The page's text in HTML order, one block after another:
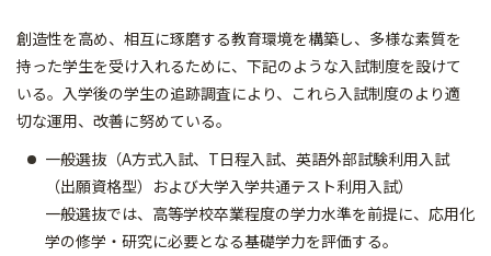
創造性を高め、相互に琢磨する教育環境を構築し、多様な素質を
持った学生を受け入れるために、下記のような入試制度を設けて
いる。入学後の学生の追跡調査により、これら入試制度のより適
切な運用、改善に努めている。
一般選抜（A方式入試、T日程入試、英語外部試験利用入試
（出願資格型）および大学入学共通テスト利用入試）
一般選抜では、高等学校卒業程度の学力水準を前提に、応用化
学の修学・研究に必要となる基礎学力を評価する。